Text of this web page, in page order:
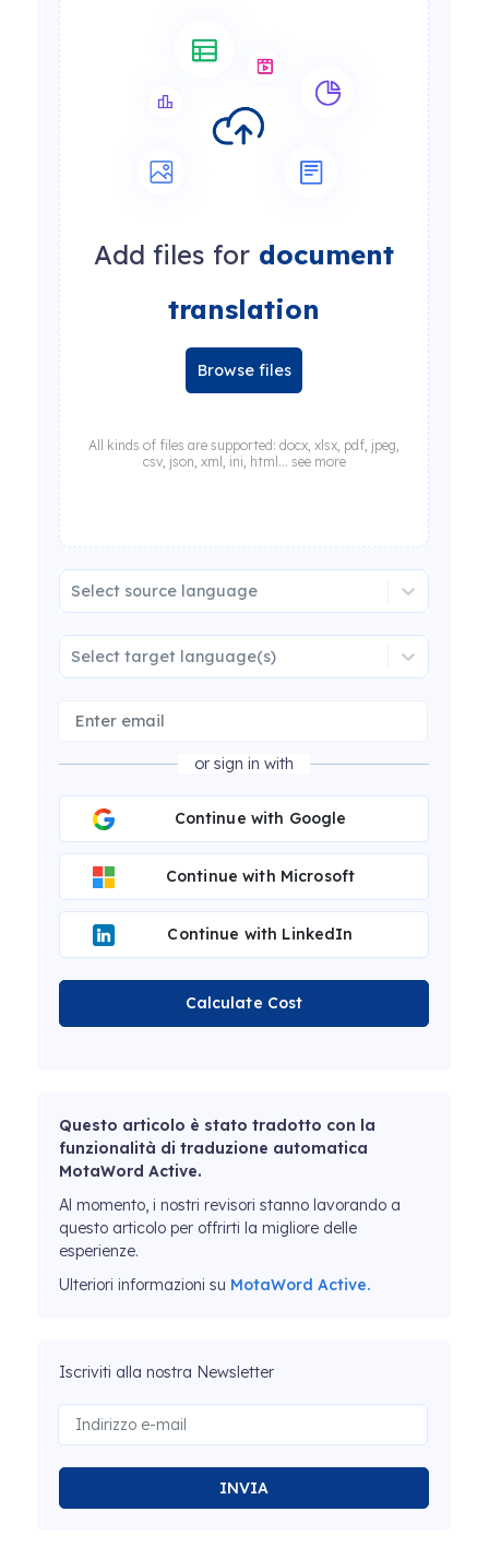
Add files for document
translation
Browse files
All kinds of files are supported: docx, xlsx, pdf, jpeg,
csv, json, xml, ini, html... see more
Select source language
Select target language(s)
or sign in with
Continue with Google
Continue with Microsoft
Continue with LinkedIn
Calculate Cost
Questo articolo è stato tradotto con la
funzionalità di traduzione automatica
MotaWord Active.
Al momento, i nostri revisori stanno lavorando a
questo articolo per offrirti la migliore delle
esperienze.
Ulteriori informazioni su MotaWord Active.
Iscriviti alla nostra Newsletter
INVIA